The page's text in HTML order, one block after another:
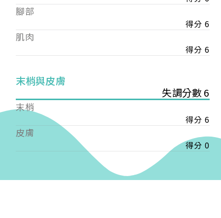
腳部
得分 6
肌肉
得分 6
末梢與皮膚
失調分數 6
末梢
得分 6
皮膚
得分 0
——
【會費】
個人會員:
入會費新臺幣1200元，於會員入會時繳納；常年會
入會費新臺幣3000元，於會員入會時繳納；常年會
戶名: 社團法人台灣自律神經健康培訓暨發展協會
帳號: 003-03-501566-2
銀行: (013) 國泰世華 南京東路分行